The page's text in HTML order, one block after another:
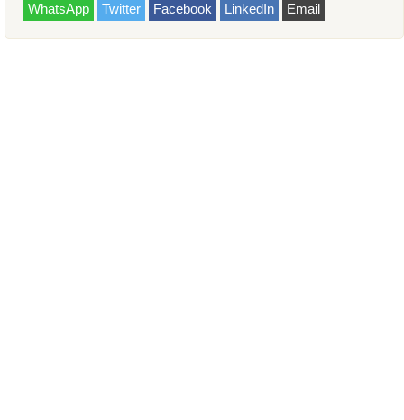
WhatsApp Twitter Facebook LinkedIn Email